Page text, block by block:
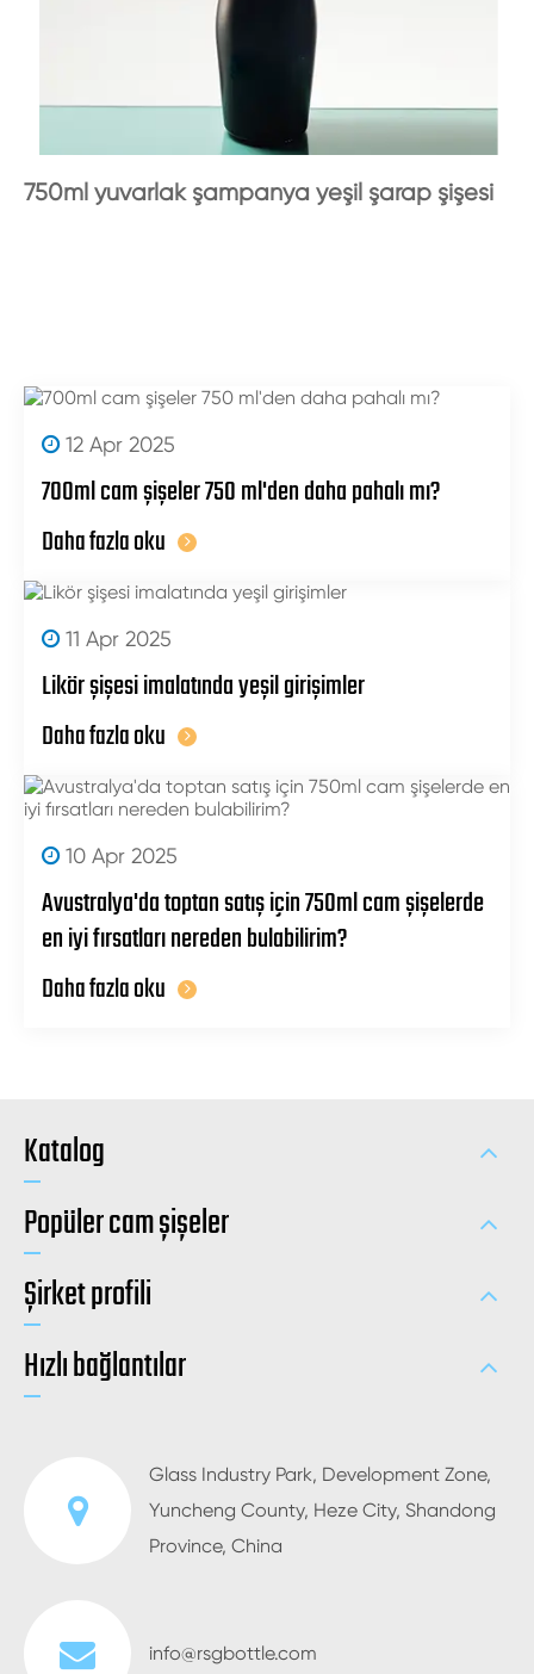
750ml yuvarlak şampanya yeşil şarap şişesi
12 Apr 2025
700ml cam şişeler 750 ml'den daha pahalı mı?
Daha fazla oku
11 Apr 2025
Likör şişesi imalatında yeşil girişimler
Daha fazla oku
10 Apr 2025
Avustralya'da toptan satış için 750ml cam şişelerde
en iyi fırsatları nereden bulabilirim?
Daha fazla oku
Katalog
Popüler cam şişeler
Şirket profili
Hızlı bağlantılar
Glass Industry Park, Development Zone,
Yuncheng County, Heze City, Shandong
Province, China
info@rsgbottle.com